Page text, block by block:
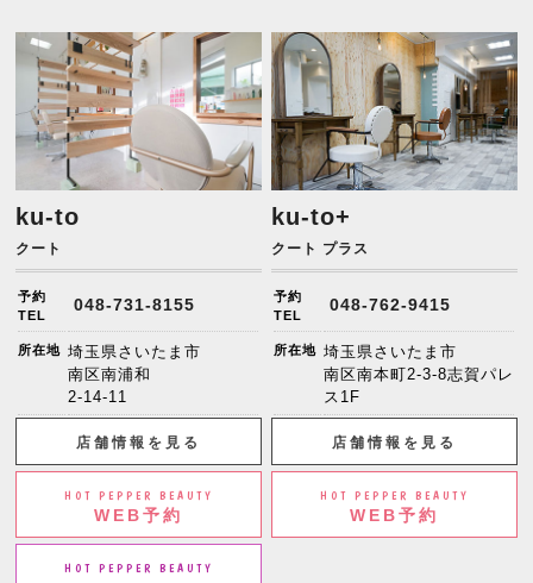
ku-to
クート
予約
TEL
048-731-8155
所在地 埼玉県さいたま市
南区南浦和
2-14-11
店舗情報を見る
HOT PEPPER BEAUTY
WEB予約
HOT PEPPER BEAUTY
ku-to+
クート プラス
予約
TEL
048-762-9415
所在地 埼玉県さいたま市
南区南本町2-3-8志賀パレ
ス1F
店舗情報を見る
HOT PEPPER BEAUTY
WEB予約